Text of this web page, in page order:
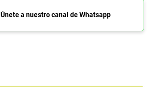
Únete a nuestro canal de Whatsapp